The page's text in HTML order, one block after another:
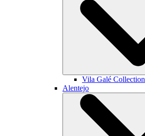
Vila Galé Collection
Alentejo